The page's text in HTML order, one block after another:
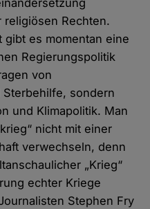
Rechten.
gibt es momentan eine
Regierungspolitik
von
sondern
und Klimapolitik. Man
nicht mit einer
verwechseln, denn
„Krieg“
echter Kriege
Stephen Fry